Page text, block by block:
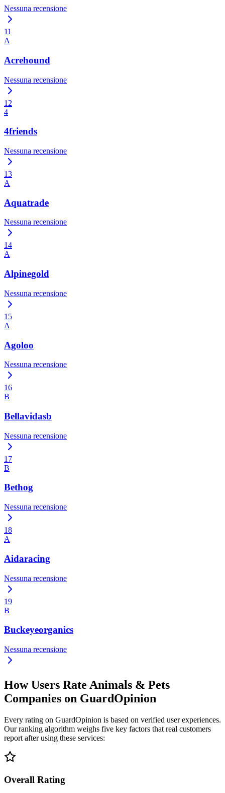
Nessuna recensione
11
A
Acrehound
Nessuna recensione
12
4
4friends
Nessuna recensione
13
A
Aquatrade
Nessuna recensione
14
A
Alpinegold
Nessuna recensione
15
A
Agoloo
Nessuna recensione
16
B
Bellavidasb
Nessuna recensione
17
B
Bethog
Nessuna recensione
18
A
Aidaracing
Nessuna recensione
19
B
Buckeyeorganics
Nessuna recensione
How Users Rate Animals & Pets
Companies on GuardOpinion
Every rating on GuardOpinion is based on verified user experiences.
Our ranking algorithm weighs five key factors that real customers
report after using these services:
Overall Rating